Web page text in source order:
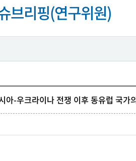
브리핑(연구위원)
-우크라이나 전쟁 이후 동유럽 국가